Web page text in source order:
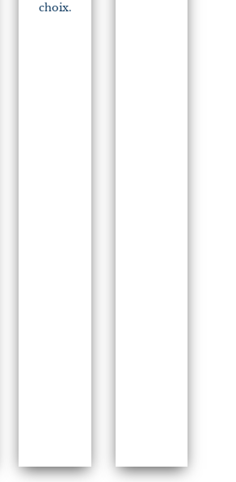
choix.